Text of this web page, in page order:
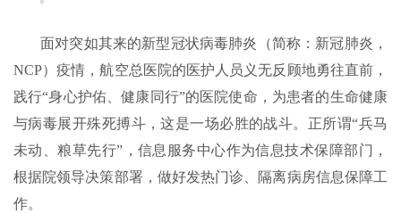
面对突如其来的新型冠状病毒肺炎（简称：新冠肺炎，
NCP）疫情，航空总医院的医护人员义无反顾地勇往直前，
践行“身心护佑、健康同行”的医院使命，为患者的生命健康
与病毒展开殊死搏斗，这是一场必胜的战斗。正所谓“兵马
未动、粮草先行”，信息服务中心作为信息技术保障部门，
根据院领导决策部署，做好发热门诊、隔离病房信息保障工
作。